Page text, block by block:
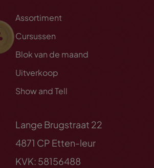
Assortiment
Cursussen
Blok van de maand
Uitverkoop
Show and Tell
Lange Brugstraat 22
4871 CP Etten-leur
KVK: 58156488